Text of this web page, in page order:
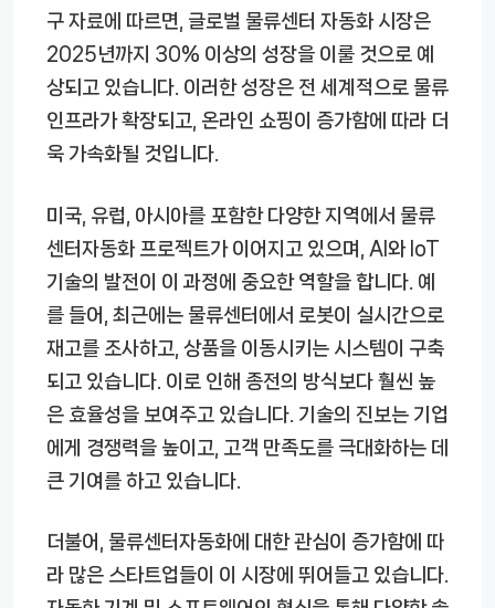
구 자료에 따르면, 글로벌 물류센터 자동화 시장은
2025년까지 30% 이상의 성장을 이룰 것으로 예
상되고 있습니다. 이러한 성장은 전 세계적으로 물류
인프라가 확장되고, 온라인 쇼핑이 증가함에 따라 더
욱 가속화될 것입니다.
미국, 유럽, 아시아를 포함한 다양한 지역에서 물류
센터자동화 프로젝트가 이어지고 있으며, AI와 IoT
기술의 발전이 이 과정에 중요한 역할을 합니다. 예
를 들어, 최근에는 물류센터에서 로봇이 실시간으로
재고를 조사하고, 상품을 이동시키는 시스템이 구축
되고 있습니다. 이로 인해 종전의 방식보다 훨씬 높
은 효율성을 보여주고 있습니다. 기술의 진보는 기업
에게 경쟁력을 높이고, 고객 만족도를 극대화하는 데
큰 기여를 하고 있습니다.
더불어, 물류센터자동화에 대한 관심이 증가함에 따
라 많은 스타트업들이 이 시장에 뛰어들고 있습니다.